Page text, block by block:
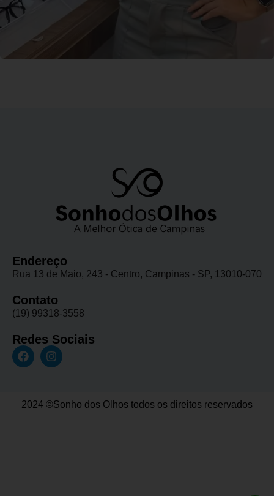
Endereço
Rua 13 de Maio, 243 - Centro, Campinas - SP, 13010-070
Contato
(19) 99318-3558
Redes Sociais
2024 ©Sonho dos Olhos todos os direitos reservados